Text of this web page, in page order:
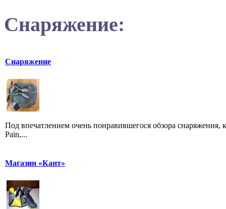
Снаряжение:
Снаряжение
Под впечатлением очень понравившегося обзора
Pain,...
Магазин «Кант»